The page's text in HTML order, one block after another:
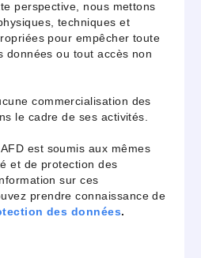
perspective, nous mettons
techniques et
pour empêcher toute
données ou tout accès non
commercialisation des
le cadre de ses activités.
est soumis aux mêmes
et de protection des
sur ces
prendre connaissance de
des données.